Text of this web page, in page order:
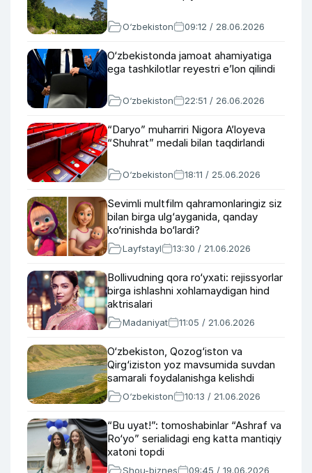
O‘zbekiston 09:12 / 28.06.2026
O‘zbekistonda jamoat ahamiyatiga
ega tashkilotlar reyestri e’lon qilindi
O‘zbekiston 22:51 / 26.06.2026
“Daryo” muharriri Nigora A’loyeva
“Shuhrat” medali bilan taqdirlandi
O‘zbekiston 18:11 / 25.06.2026
Sevimli multfilm qahramonlaringiz siz
bilan birga ulg‘ayganida, qanday
ko‘rinishda bo‘lardi?
Layfstayl 13:30 / 21.06.2026
Bollivudning qora ro‘yxati: rejissyorlar
birga ishlashni xohlamaydigan hind
aktrisalari
Madaniyat 11:05 / 21.06.2026
O‘zbekiston, Qozog‘iston va
Qirg‘iziston yoz mavsumida suvdan
samarali foydalanishga kelishdi
O‘zbekiston 10:13 / 21.06.2026
“Bu uyat!”: tomoshabinlar “Ashraf va
Ro‘yo” serialidagi eng katta mantiqiy
xatoni topdi
Shou-biznes 09:45 / 19.06.2026